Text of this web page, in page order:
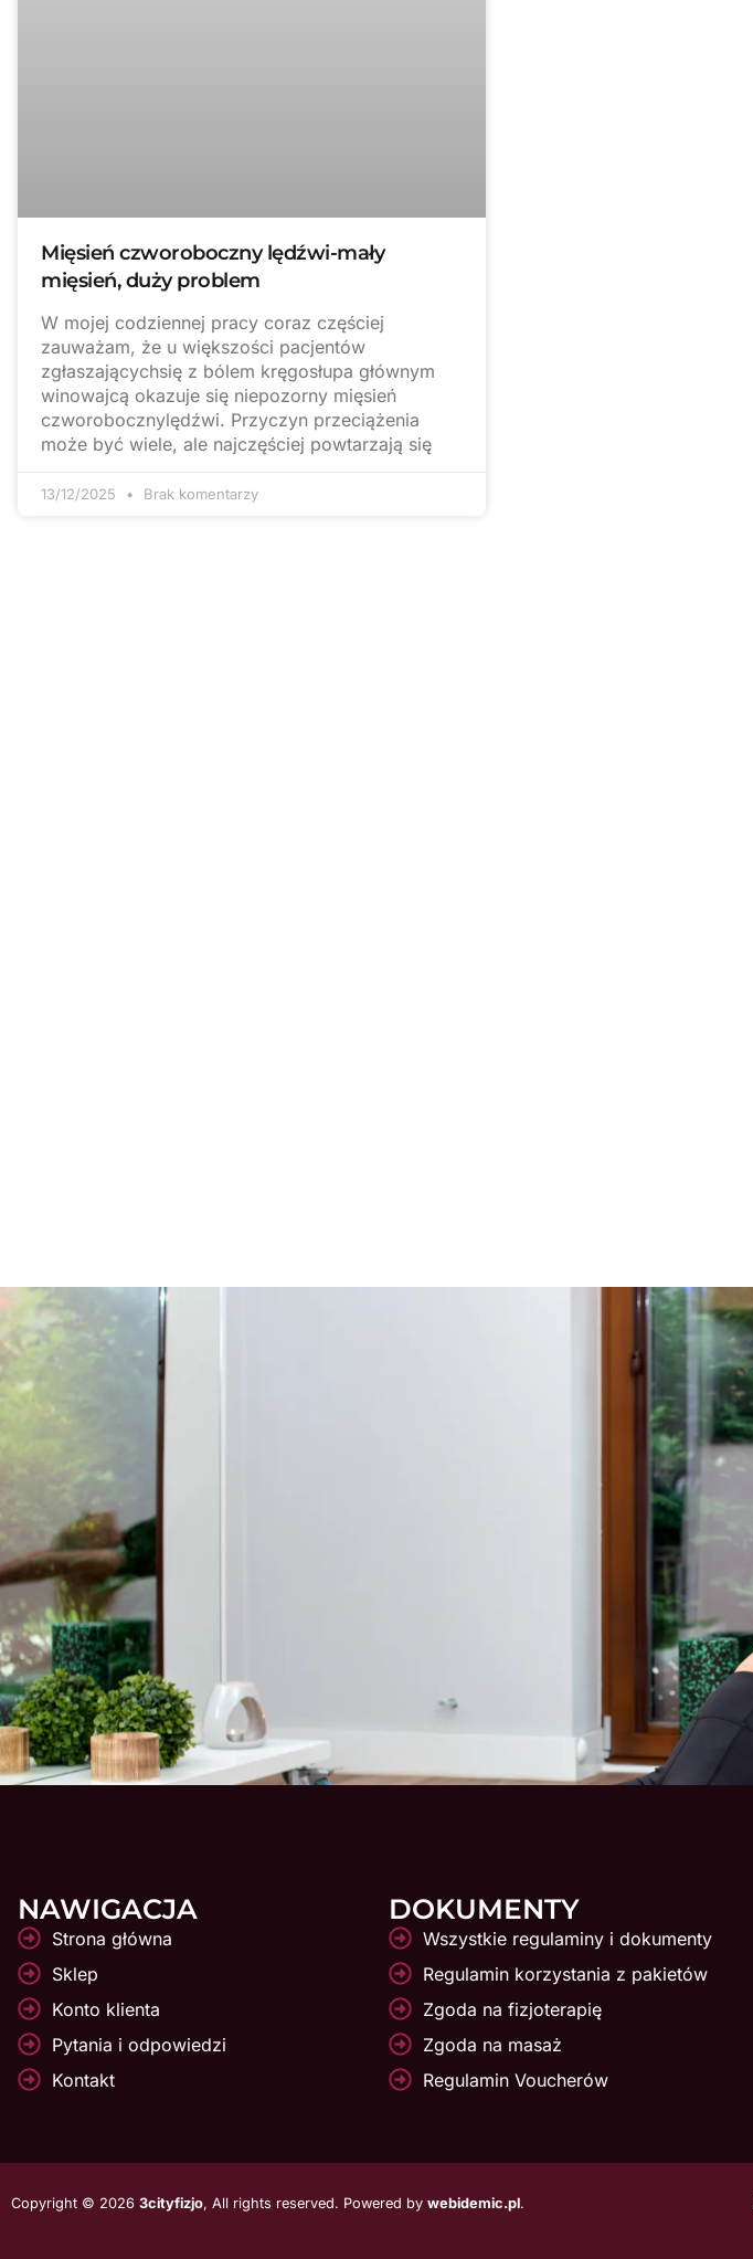
Mięsień czworoboczny lędźwi-mały
mięsień, duży problem
W mojej codziennej pracy coraz częściej
zauważam, że u większości pacjentów
zgłaszającychsię z bólem kręgosłupa głównym
winowajcą okazuje się niepozorny mięsień
czworobocznylędźwi. Przyczyn przeciążenia
może być wiele, ale najczęściej powtarzają się
13/12/2025 Brak komentarzy
NAWIGACJA
Strona główna
Sklep
Konto klienta
Pytania i odpowiedzi
Kontakt
DOKUMENTY
Wszystkie regulaminy i dokumenty
Regulamin korzystania z pakietów
Zgoda na fizjoterapię
Zgoda na masaż
Regulamin Voucherów
Copyright © 2026 3cityfizjo, All rights reserved. Powered by webidemic.pl.